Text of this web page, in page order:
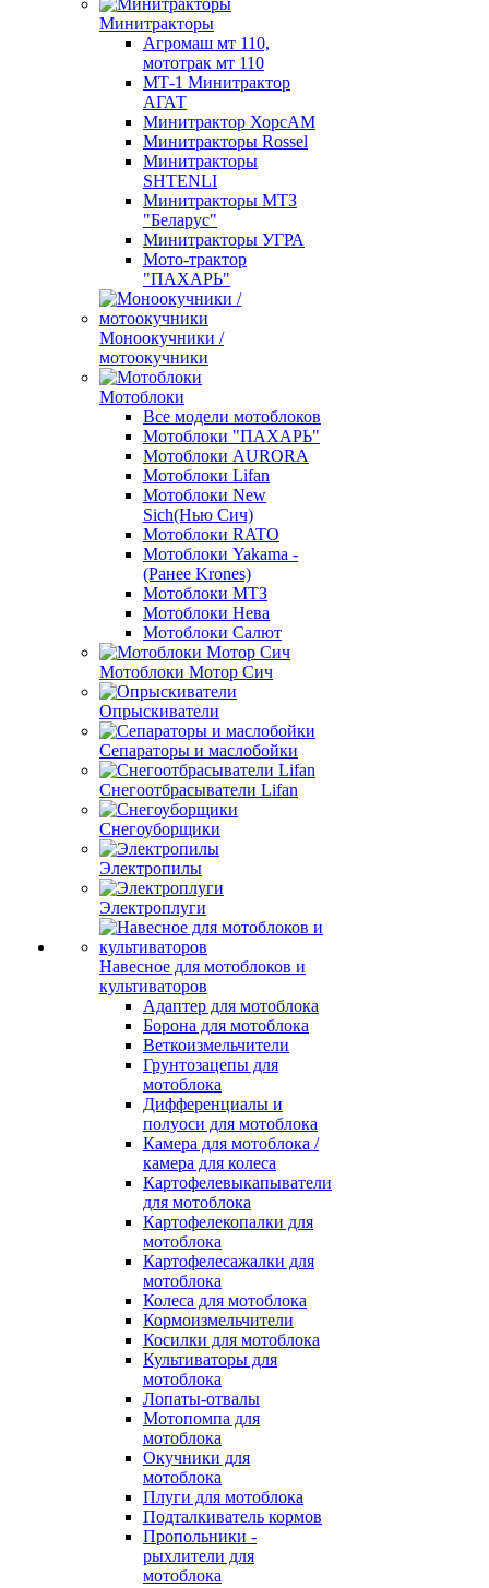
Минитракторы
Агромаш мт 110,
мототрак мт 110
МТ-1 Минитрактор
АГАТ
Минитрактор ХорсАМ
Минитракторы Rossel
Минитракторы
SHTENLI
Минитракторы МТЗ
"Беларус"
Минитракторы УГРА
Мото-трактор
"ПАХАРЬ"
Моноокучники /
мотоокучники
Мотоблоки
Все модели мотоблоков
Мотоблоки "ПАХАРЬ"
Мотоблоки AURORA
Мотоблоки Lifan
Мотоблоки New
Sich(Нью Сич)
Мотоблоки RATO
Мотоблоки Yakama -
(Ранее Krones)
Мотоблоки МТЗ
Мотоблоки Нева
Мотоблоки Салют
Мотоблоки Мотор Сич
Опрыскиватели
Сепараторы и маслобойки
Снегоотбрасыватели Lifan
Снегоуборщики
Электропилы
Электроплуги
Навесное для мотоблоков и
культиваторов
Адаптер для мотоблока
Борона для мотоблока
Веткоизмельчители
Грунтозацепы для
мотоблока
Дифференциалы и
полуоси для мотоблока
Камера для мотоблока /
камера для колеса
Картофелевыкапыватели
для мотоблока
Картофелекопалки для
мотоблока
Картофелесажалки для
мотоблока
Колеса для мотоблока
Кормоизмельчители
Косилки для мотоблока
Культиваторы для
мотоблока
Лопаты-отвалы
Мотопомпа для
мотоблока
Окучники для
мотоблока
Плуги для мотоблока
Подталкиватель кормов
Пропольники -
рыхлители для
мотоблока